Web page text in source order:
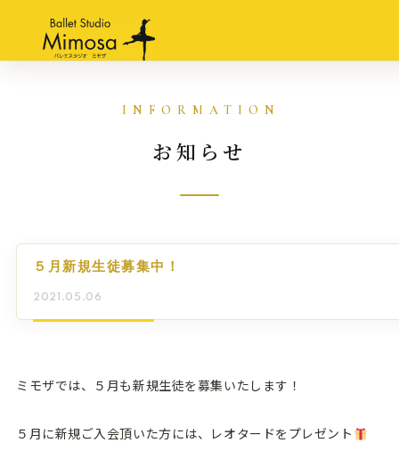
お知らせ
５月新規生徒募集中！
2021.05.06
ミモザでは、５月も新規生徒を募集いたします！
５月に新規ご入会頂いた方には、レオタードをプレゼント